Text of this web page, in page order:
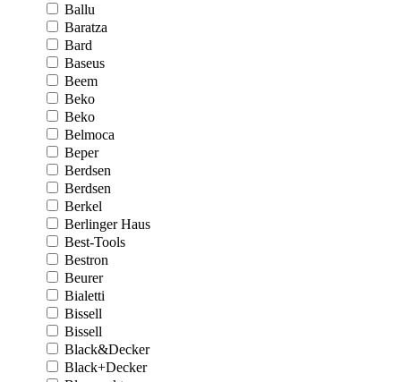
Ballu
Baratza
Bard
Baseus
Beem
Beko
Beko
Belmoca
Beper
Berdsen
Berdsen
Berkel
Berlinger Haus
Best-Tools
Bestron
Beurer
Bialetti
Bissell
Bissell
Black&Decker
Black+Decker